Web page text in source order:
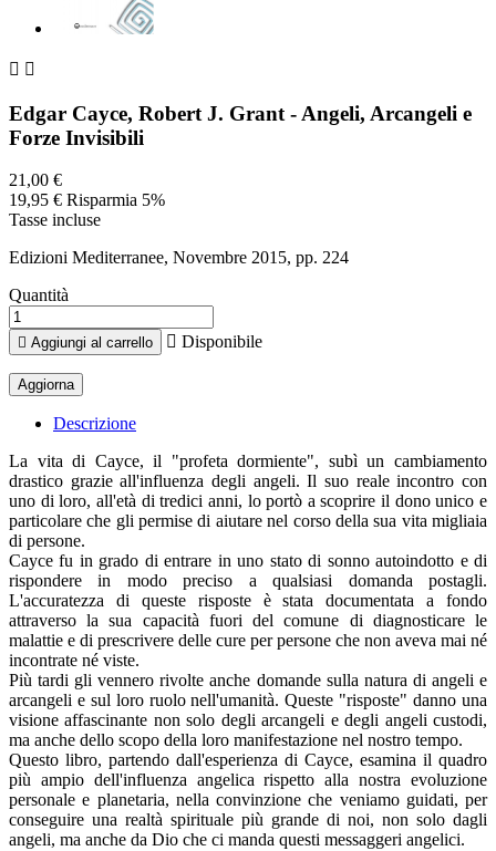
 
Edgar Cayce, Robert J. Grant - Angeli, Arcangeli e
Forze Invisibili
21,00 €
19,95 € Risparmia 5%
Tasse incluse
Edizioni Mediterranee, Novembre 2015, pp. 224
Quantità
 Aggiungi al carrello  Disponibile
Descrizione
La vita di Cayce, il "profeta dormiente", subì un cambiamento
drastico grazie all'influenza degli angeli. Il suo reale incontro con
uno di loro, all'età di tredici anni, lo portò a scoprire il dono unico e
particolare che gli permise di aiutare nel corso della sua vita migliaia
di persone.
Cayce fu in grado di entrare in uno stato di sonno autoindotto e di
rispondere in modo preciso a qualsiasi domanda postagli.
L'accuratezza di queste risposte è stata documentata a fondo
attraverso la sua capacità fuori del comune di diagnosticare le
malattie e di prescrivere delle cure per persone che non aveva mai né
incontrate né viste.
Più tardi gli vennero rivolte anche domande sulla natura di angeli e
arcangeli e sul loro ruolo nell'umanità. Queste "risposte" danno una
visione affascinante non solo degli arcangeli e degli angeli custodi,
ma anche dello scopo della loro manifestazione nel nostro tempo.
Questo libro, partendo dall'esperienza di Cayce, esamina il quadro
più ampio dell'influenza angelica rispetto alla nostra evoluzione
personale e planetaria, nella convinzione che veniamo guidati, per
conseguire una realtà spirituale più grande di noi, non solo dagli
angeli, ma anche da Dio che ci manda questi messaggeri angelici.